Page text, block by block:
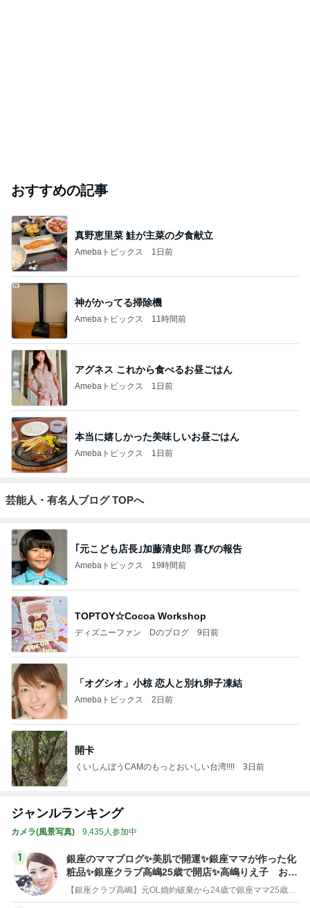
おすすめの記事
真野恵里菜 鮭が主菜の夕食献立
Amebaトピックス 1日前
神がかってる掃除機
Amebaトピックス 11時間前
アグネス これから食べるお昼ごはん
Amebaトピックス 1日前
本当に嬉しかった美味しいお昼ごはん
Amebaトピックス 1日前
芸能人・有名人ブログ TOPへ
｢元こども店長｣加藤清史郎 喜びの報告
Amebaトピックス 19時間前
TOPTOY☆Cocoa Workshop
ディズニーファン Dのブログ 9日前
「オグシオ」小椋 恋人と別れ卵子凍結
Amebaトピックス 2日前
開卡
くいしんぼうCAMのもっとおいしい台湾!!!! 3日前
ジャンルランキング
カメラ(風景写真) 9,435人参加中
1
銀座のママブログ✨美肌で開運✨銀座ママが作った化
粧品✨銀座クラブ高嶋25歳で開店✨高嶋りえ子 お着
物でエルメス バーキン コーデ
【銀座クラブ高嶋】元OL婚約破棄から24歳で銀座ママ25歳でオーナーママ銀座 美肌で開運♡パワースポット巡り高嶋りえ子ブログ